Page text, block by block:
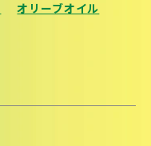
オリーブオイル